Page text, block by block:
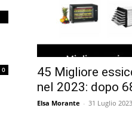
0
45 Migliore
nel 2023: dopo
Elsa Morante - 31 Luglio 2023